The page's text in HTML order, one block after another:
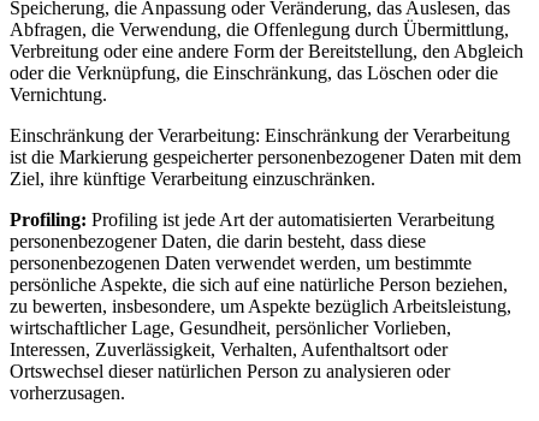
Speicherung, die Anpassung oder Veränderung, das Auslesen, das
Abfragen, die Verwendung, die Offenlegung durch Übermittlung,
Verbreitung oder eine andere Form der Bereitstellung, den Abgleich
oder die Verknüpfung, die Einschränkung, das Löschen oder die
Vernichtung.
Einschränkung der Verarbeitung: Einschränkung der Verarbeitung
ist die Markierung gespeicherter personenbezogener Daten mit dem
Ziel, ihre künftige Verarbeitung einzuschränken.
Profiling: Profiling ist jede Art der automatisierten Verarbeitung
personenbezogener Daten, die darin besteht, dass diese
personenbezogenen Daten verwendet werden, um bestimmte
persönliche Aspekte, die sich auf eine natürliche Person beziehen,
zu bewerten, insbesondere, um Aspekte bezüglich Arbeitsleistung,
wirtschaftlicher Lage, Gesundheit, persönlicher Vorlieben,
Interessen, Zuverlässigkeit, Verhalten, Aufenthaltsort oder
Ortswechsel dieser natürlichen Person zu analysieren oder
vorherzusagen.